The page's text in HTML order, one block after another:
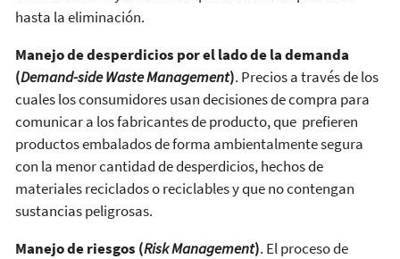
hasta la eliminación.
Manejo de desperdicios por el lado de la demanda
(Demand-side Waste Management). Precios a través de los
cuales los consumidores usan decisiones de compra para
comunicar a los fabricantes de producto, que prefieren
productos embalados de forma ambientalmente segura
con la menor cantidad de desperdicios, hechos de
materiales reciclados o reciclables y que no contengan
sustancias peligrosas.
Manejo de riesgos (Risk Management). El proceso de